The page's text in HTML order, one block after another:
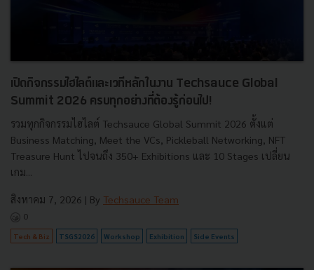
เปิดกิจกรรมไฮไลต์และเวทีหลักในงาน Techsauce Global
Summit 2026 ครบทุกอย่างที่ต้องรู้ก่อนไป!
รวมทุกกิจกรรมไฮไลต์ Techsauce Global Summit 2026 ตั้งแต่
Business Matching, Meet the VCs, Pickleball Networking, NFT
Treasure Hunt ไปจนถึง 350+ Exhibitions และ 10 Stages เปลี่ยน
เกม...
สิงหาคม 7, 2026 | By Techsauce Team
0
Tech & Biz TSGS2026 Workshop Exhibition Side Events